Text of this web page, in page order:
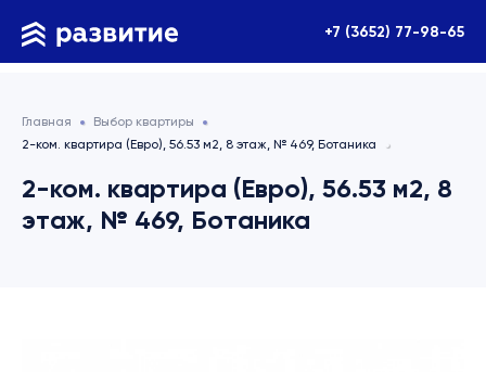
+7 (3652) 77-98-65
Главная
Выбор квартиры
2-ком. квартира (Евро), 56.53 м2, 8 этаж, № 469, Ботаника
2-ком. квартира (Евро), 56.53 м2, 8
этаж, № 469, Ботаника